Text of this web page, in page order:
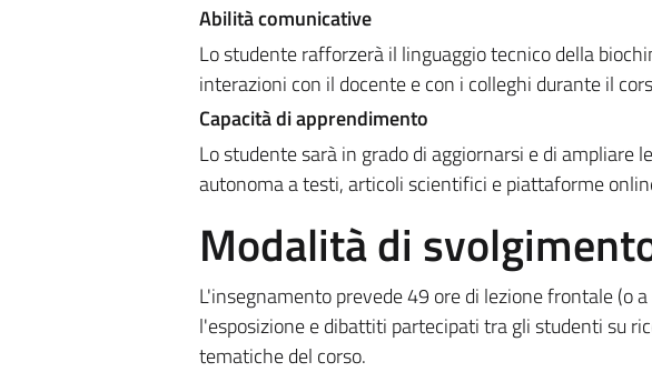
Abilità comunicative
Lo studente rafforzerà il linguaggio tecnico della
interazioni con il docente e con i colleghi durante il
Capacità di apprendimento
Lo studente sarà in grado di aggiornarsi e di ampliare
autonoma a testi, articoli scientifici e piattaforme
Modalità di
L'insegnamento prevede 49 ore di lezione frontale (o
l'esposizione e dibattiti partecipati tra gli studenti su
tematiche del corso.